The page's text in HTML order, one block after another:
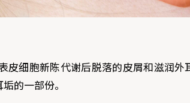
皮细胞新陈代谢后脱落的皮屑和滋润
的一部份。